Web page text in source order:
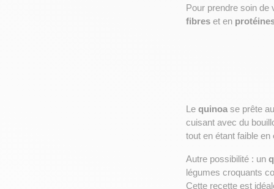
Pour prendre soin de
fibres et en
Le quinoa se prête
cuisant avec du
tout en étant faible en
Autre possibilité : un
légumes croquants
Cette recette est